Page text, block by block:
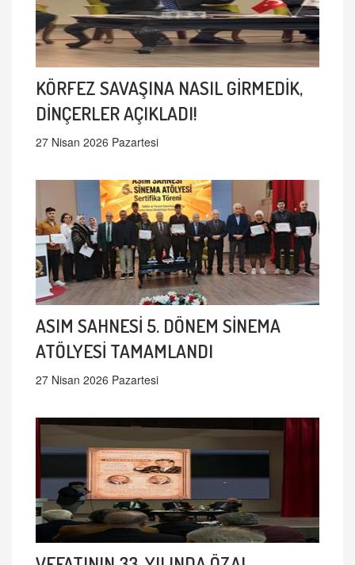
KÖRFEZ SAVAŞINA NASIL GİRMEDİK,
DİNÇERLER AÇIKLADI!
27 Nisan 2026 Pazartesi
ASIM SAHNESİ 5. DÖNEM SİNEMA
ATÖLYESİ TAMAMLANDI
27 Nisan 2026 Pazartesi